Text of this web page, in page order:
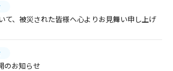
て、被災された皆様へ心よりお見舞い申し上げ
のお知らせ